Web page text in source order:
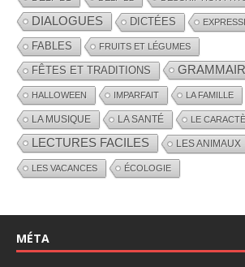
DIALOGUES DICTÉES
FABLES FRUITS ET LÉGUMES
FÊTES ET TRADITIONS
HALLOWEEN IMPARFAIT LA FAMILLE
LA MUSIQUE LA SANTÉ LE
LECTURES FACILES LES ANIMAUX
LES VACANCES ÉCOLOGIE
MÉTA